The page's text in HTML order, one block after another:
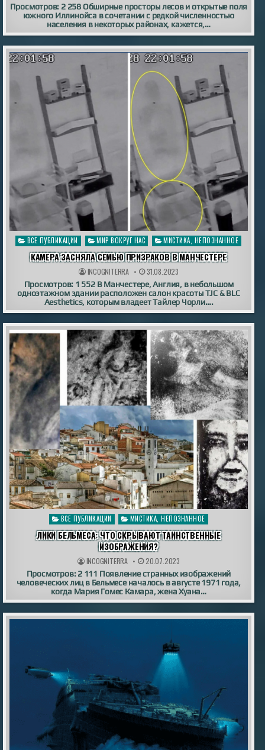
Просмотров: 2 258 Обширные просторы лесов и открытые поля
южного Иллинойса в сочетании с редкой численностью
населения в некоторых районах, кажется,…
Опубликовано
в
ВСЕ ПУБЛИКАЦИИ МИР ВОКРУГ НАС МИСТИКА, НЕПОЗНАННОЕ
КАМЕРА ЗАСНЯЛА СЕМЬЮ ПРИЗРАКОВ В МАНЧЕСТЕРЕ
INCOGNITERRA 31.08.2023
Просмотров: 1 552 В Манчестере, Англия, в небольшом
одноэтажном здании расположен салон красоты TJC & BLC
Aesthetics, которым владеет Тайлер Чорли….
Опубликовано
в
ВСЕ ПУБЛИКАЦИИ МИСТИКА, НЕПОЗНАННОЕ
ЛИКИ БЕЛЬМЕСА: ЧТО СКРЫВАЮТ ТАИНСТВЕННЫЕ
ИЗОБРАЖЕНИЯ?
INCOGNITERRA 20.07.2023
Просмотров: 2 111 Появление странных изображений
человеческих лиц в Бельмесе началось в августе 1971 года,
когда Мария Гомес Камара, жена Хуана…